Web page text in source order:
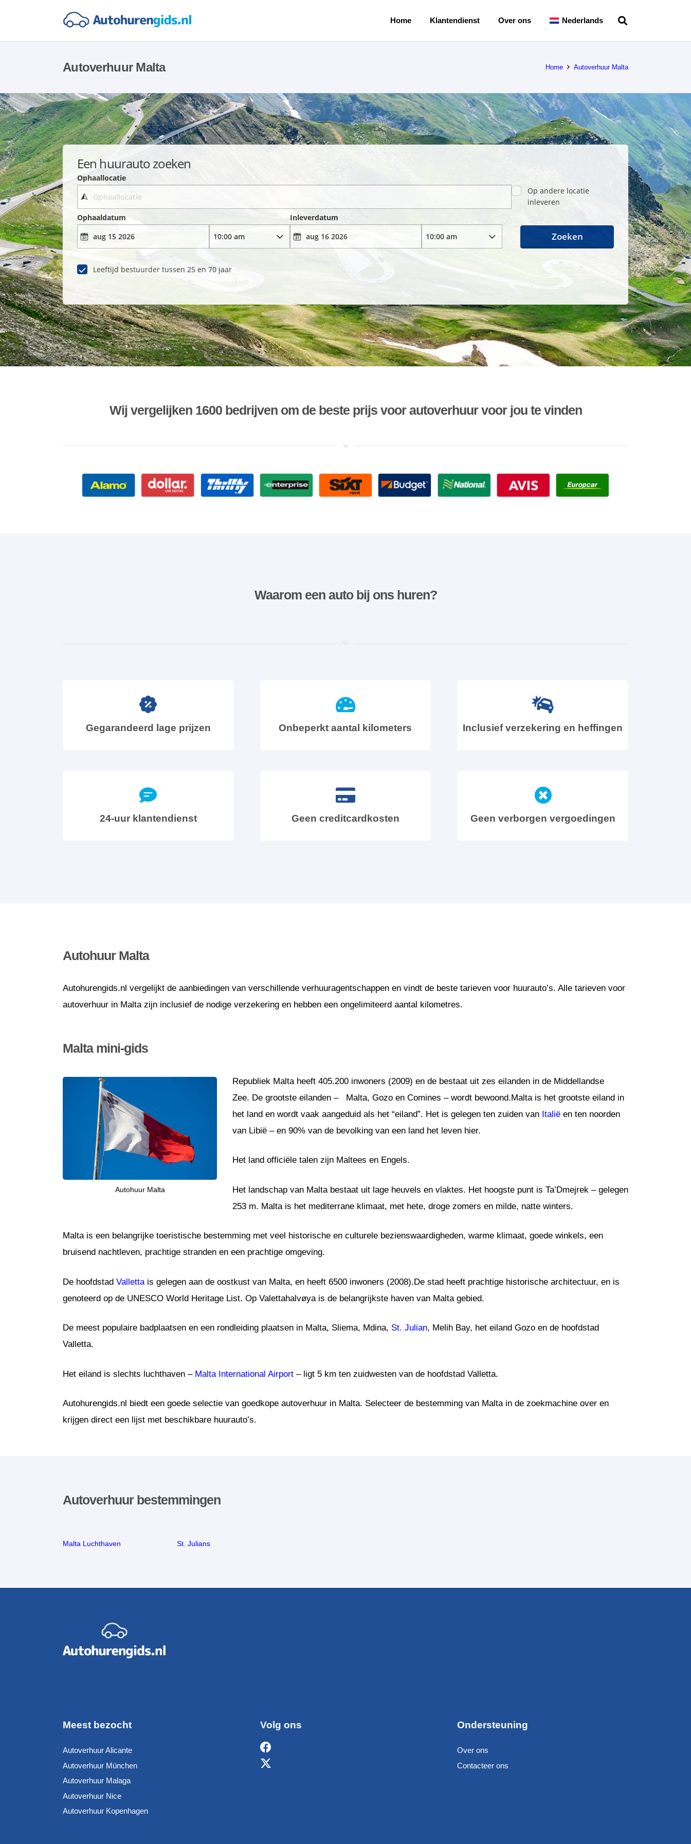
Home Klantendienst Over ons Nederlands
Autoverhuur Malta Home Autoverhuur Malta
Een huurauto zoeken
Ophaallocatie
Op andere locatie
inleveren
Ophaaldatum
Inleverdatum
Leeftijd bestuurder tussen 25 en 70 jaar
Zoeken
Wij vergelijken 1600 bedrijven om de beste prijs voor autoverhuur voor jou te vinden
Waarom een ​​auto bij ons huren?
Gegarandeerd lage prijzen Onbeperkt aantal kilometers Inclusief verzekering en heffingen
24-uur klantendienst Geen creditcardkosten Geen verborgen vergoedingen
Autohuur Malta
Autohurengids.nl vergelijkt de aanbiedingen van verschillende verhuuragentschappen en vindt de beste tarieven voor huurauto’s. Alle tarieven voor
autoverhuur in Malta zijn inclusief de nodige verzekering en hebben een ongelimiteerd aantal kilometres.
Malta mini-gids
Autohuur Malta
Republiek Malta heeft 405.200 inwoners (2009) en de bestaat uit zes eilanden in de Middellandse
Zee. De grootste eilanden – Malta, Gozo en Comines – wordt bewoond.Malta is het grootste eiland in
het land en wordt vaak aangeduid als het “eiland”. Het is gelegen ten zuiden van Italië en ten noorden
van Libië – en 90% van de bevolking van een land het leven hier.
Het land officiële talen zijn Maltees en Engels.
Het landschap van Malta bestaat uit lage heuvels en vlaktes. Het hoogste punt is Ta’Dmejrek – gelegen
253 m. Malta is het mediterrane klimaat, met hete, droge zomers en milde, natte winters.
Malta is een belangrijke toeristische bestemming met veel historische en culturele bezienswaardigheden, warme klimaat, goede winkels, een
bruisend nachtleven, prachtige stranden en een prachtige omgeving.
De hoofdstad Vallettais gelegen aan de oostkust van Malta, en heeft 6500 inwoners (2008).De stad heeft prachtige historische architectuur, en is
genoteerd op de UNESCO World Heritage List. Op Valettahalvøya is de belangrijkste haven van Malta gebied.
De meest populaire badplaatsen en een rondleiding plaatsen in Malta, Sliema, Mdina, St. Julian, Melih Bay, het eiland Gozo en de hoofdstad
Valletta.
Het eiland is slechts luchthaven – Malta International Airport – ligt 5 km ten zuidwesten van de hoofdstad Valletta.
Autohurengids.nl biedt een goede selectie van goedkope autoverhuur in Malta. Selecteer de bestemming van Malta in de zoekmachine over en
krijgen direct een lijst met beschikbare huurauto’s.
Autoverhuur bestemmingen
Malta Luchthaven St. Julians
Meest bezocht
Autoverhuur Alicante
Autoverhuur München
Autoverhuur Malaga
Autoverhuur Nice
Autoverhuur Kopenhagen
Volg ons Ondersteuning
Over ons
Contacteer ons